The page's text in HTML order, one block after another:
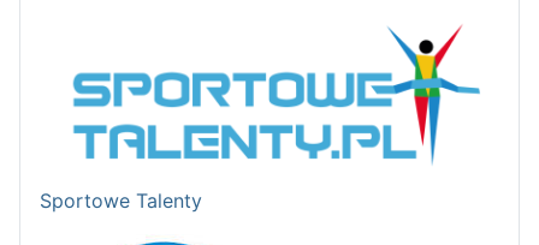
Sportowe Talenty